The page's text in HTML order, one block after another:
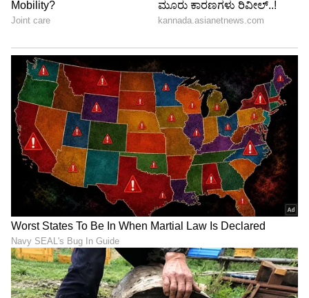
Image Credit : Actress Kushboo Sundar Instagram
ಆವಂತಿಕಾ ಮತ್ತು ಶ್ರವಣ್ ತಮ್ಮ ಜೀವನದ ಈ ಅದ್ಭುತವಾದ
ಹೊಸ ಅಧ್ಯಾಯವನ್ನು ಒಟ್ಟಿಗೆ ಆರಂಭಿಸುತ್ತಿದ್ದಾರೆ. ಅವರಿಬ್ಬರ
ಜೀವನವು ಸದಾ ಸಂತೋಷ, ಒಡನಾಟ ಮತ್ತು
ಮರೆಯಲಾಗದ ಸವಿನೆನಪುಗಳಿಂದ ತುಂಬಿರಲಿ ಎಂದು ನಿಮ್ಮ
ಪ್ರೀತಿ ಹಾಗೂ ಶುಭ ಹಾರೈಕೆಗಳನ್ನು ಮಾತ್ರ ನಾವು
ಕೋರುತ್ತೇವೆ. ಅಪಾರ ಪ್ರೀತಿ ಮತ್ತು ಹೆಮ್ಮೆಯೊಂದಿಗೆ, ನಮ್ಮ
ನವದಂಪತಿಗಳನ್ನು ನಿಮ್ಮ ಮುಂದೆ ಪರಿಚಯಿಸುತ್ತಿದ್ದೇವೆ ಎಂದು
ಅವರು ಹೇಳಿದ್ದಾರೆ.